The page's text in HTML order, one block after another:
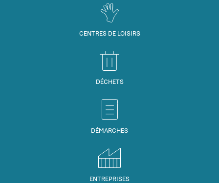
CENTRES DE LOISIRS
DÉCHETS
DÉMARCHES
ENTREPRISES